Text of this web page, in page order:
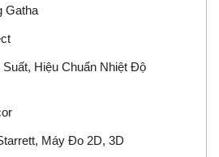
Gatha
Hiệu Chuẩn Nhiệt Độ
Máy Đo 2D, 3D